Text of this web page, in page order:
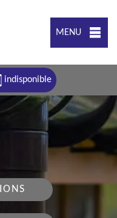
MENU
indisponible